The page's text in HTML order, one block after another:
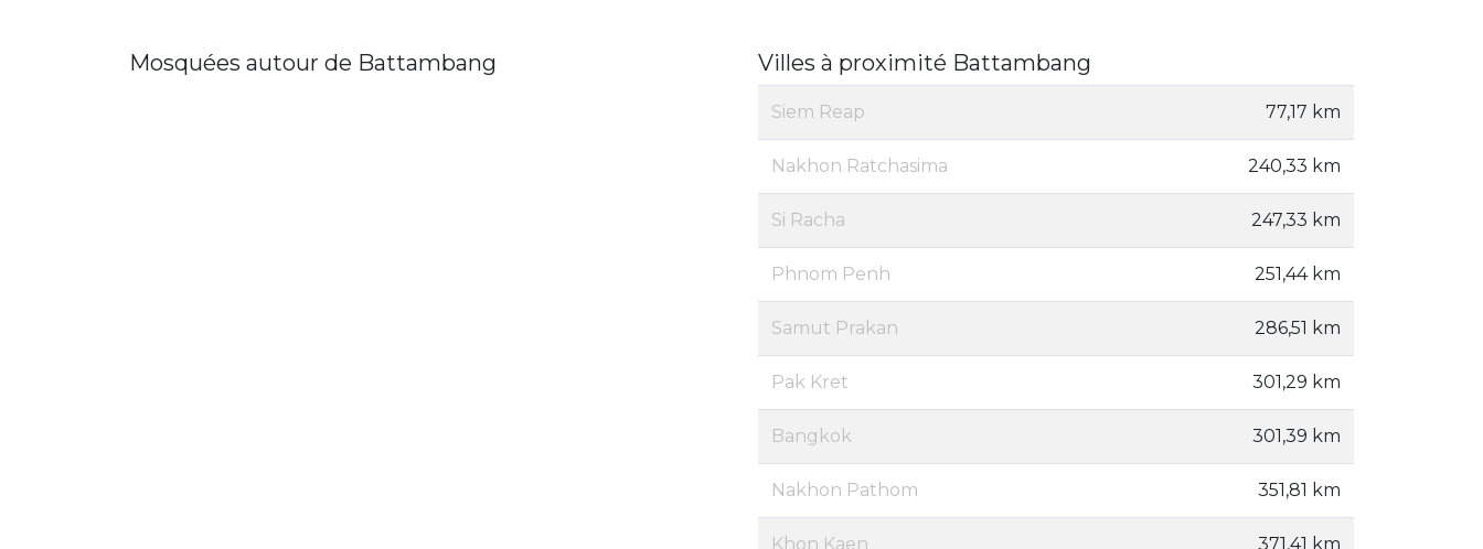
Mosquées autour de Battambang Villes à proximité Battambang
Siem Reap 77,17 km
Nakhon Ratchasima 240,33 km
Si Racha 247,33 km
Phnom Penh 251,44 km
Samut Prakan 286,51 km
Pak Kret 301,29 km
Bangkok 301,39 km
Nakhon Pathom 351,81 km
Khon Kaen 371,41 km